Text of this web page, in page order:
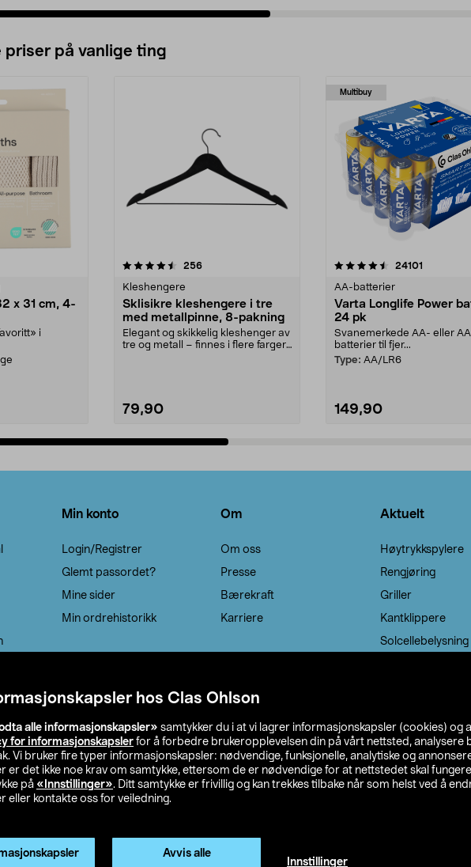
hos Clas Ohlson
alle informasjonskapsler» samtykker du i at vi lagrer informasjonskapsler (cookies) og
for informasjonskapsler for å forbedre brukeropplevelsen din på vårt nettsted, analysere
Vi bruker fire typer informasjonskapsler: nødvendige, funksjonelle, analytiske og
er det ikke noe krav om samtykke, ettersom de er nødvendige for at nettstedet skal
på «Innstillinger». Ditt samtykke er frivillig og kan trekkes tilbake når som helst ved å
eller kontakte oss for veiledning.
Avvis alle
Innstillinger
priser på vanlige ting
x 31 cm, 4-
i
256anmeldelser
Kleshengere
Sklisikre kleshengere i tre
med metallpinne, 8-pakning
Elegant og skikkelig kleshenger av
tre og metall – finnes i flere farger.
79,90
Multibuy
4.5av 5 stjerner 24101
AA-batterier
Varta Longlife Power
24 pk
Svanemerkede AA- eller
batterier til fjer...
Type: AA/LR6
149,90
4.5av 5 stjerner
Min konto
Login/Registrer
Glemt passordet?
Mine sider
Min ordrehistorikk
Om
Om oss
Presse
Bærekraft
Karriere
Aktuelt
Høytrykkspylere
Rengjøring
Griller
Kantklippere
Solcellebelysning